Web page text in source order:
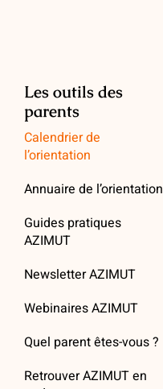
Les outils des
parents
Calendrier de
l’orientation
Annuaire de l’orientation
Guides pratiques
AZIMUT
Newsletter AZIMUT
Webinaires AZIMUT
Quel parent êtes-vous ?
Retrouver AZIMUT en